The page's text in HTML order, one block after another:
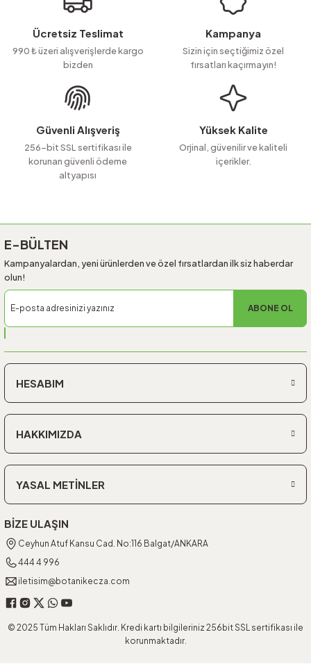
Ürün resmi kalitesiz, bozuk veya görüntülenemiyor.
Ürün açıklamasında eksik bilgiler bulunuyor.
Ürün bilgilerinde hatalar bulunuyor.
Ürün fiyatı diğer sitelerden daha pahalı.
Bu ürüne benzer farklı alternatifler olmalı.
Ücretsiz Teslimat
990 ₺ üzeri alışverişlerde kargo
bizden
Kampanya
Sizin için seçtiğimiz özel
fırsatları kaçırmayın!
Güvenli Alışveriş
256-bit SSL sertifikası ile
korunan güvenli ödeme
altyapısı
Yüksek Kalite
Orjinal, güvenilir ve kaliteli
içerikler.
E-BÜLTEN
Kampanyalardan, yeni ürünlerden ve özel fırsatlardan ilk siz haberdar
olun!
ABONE OL
HESABIM
HAKKIMIZDA
YASAL METİNLER
BİZE ULAŞIN
Ceyhun Atuf Kansu Cad. No:116 Balgat/ANKARA
444 4 996
iletisim@botanikecza.com
© 2025 Tüm Hakları Saklıdır. Kredi kartı bilgileriniz 256bit SSL sertifikası ile
korunmaktadır.